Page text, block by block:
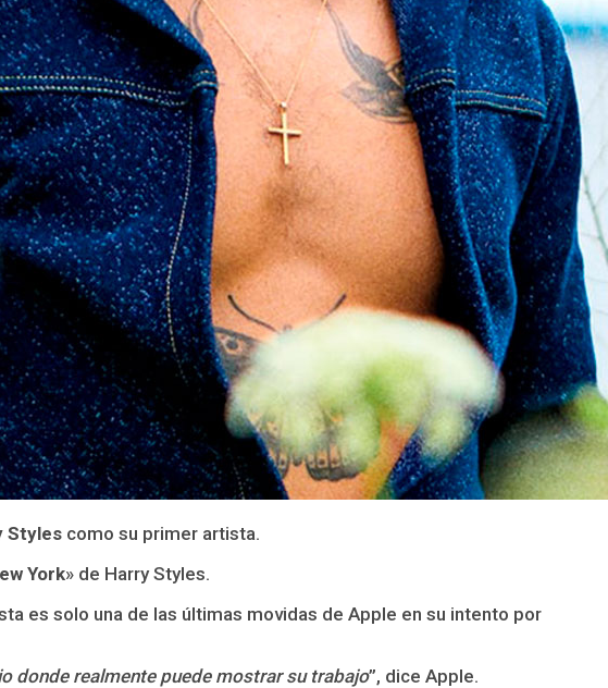
Styles como su primer artista.
York» de Harry Styles.
es solo una de las últimas movidas de Apple en su intento por
donde realmente puede mostrar su trabajo”, dice Apple.